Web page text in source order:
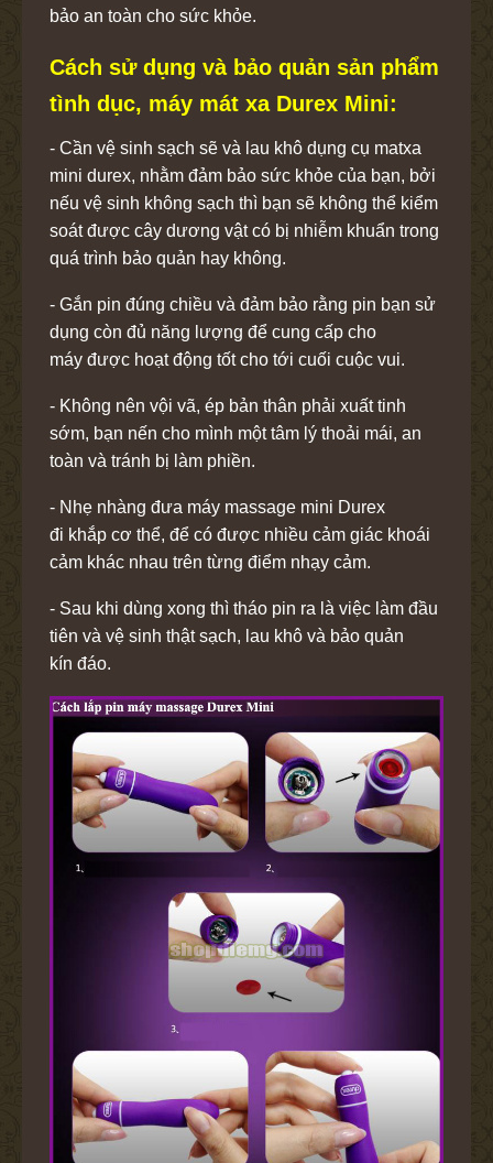
bảo an toàn cho sức khỏe.
Cách sử dụng và bảo quản sản phẩm
tình dục, máy mát xa Durex Mini:
- Cần vệ sinh sạch sẽ và lau khô dụng cụ matxa
mini durex, nhằm đảm bảo sức khỏe của bạn, bởi
nếu vệ sinh không sạch thì bạn sẽ không thể kiểm
soát được cây dương vật có bị nhiễm khuẩn trong
quá trình bảo quản hay không.
- Gắn pin đúng chiều và đảm bảo rằng pin bạn sử
dụng còn đủ năng lượng để cung cấp cho
máy được hoạt động tốt cho tới cuối cuộc vui.
- Không nên vội vã, ép bản thân phải xuất tinh
sớm, bạn nến cho mình một tâm lý thoải mái, an
toàn và tránh bị làm phiền.
- Nhẹ nhàng đưa máy massage mini Durex
đi khắp cơ thể, để có được nhiều cảm giác khoái
cảm khác nhau trên từng điểm nhạy cảm.
- Sau khi dùng xong thì tháo pin ra là việc làm đầu
tiên và vệ sinh thật sạch, lau khô và bảo quản
kín đáo.